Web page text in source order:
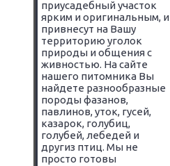
приусадебный участок
ярким и оригинальным, и
привнесут на Вашу
территорию уголок
природы и общения с
живностью. На сайте
нашего питомника Вы
найдете разнообразные
породы фазанов,
павлинов, уток, гусей,
казарок, голубиц,
голубей, лебедей и
другиз птиц. Мы не
просто готовы